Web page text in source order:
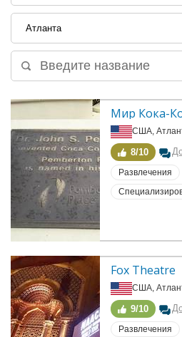
Атланта
Мир Кока-
США,
8/10
Развлечения
Fox Theatre
США,
9/10
Развлечения